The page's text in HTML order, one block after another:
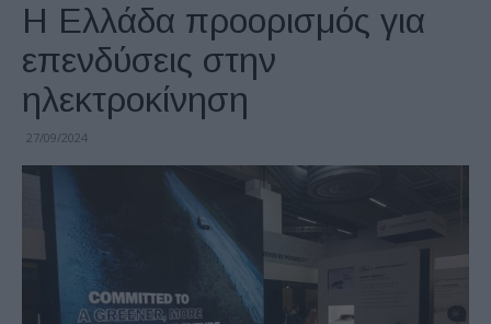
Η Ελλάδα προορισμός για
επενδύσεις στην
ηλεκτροκίνηση
27/09/2024